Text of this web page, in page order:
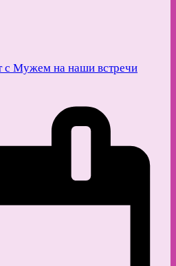
с Мужем на наши встречи